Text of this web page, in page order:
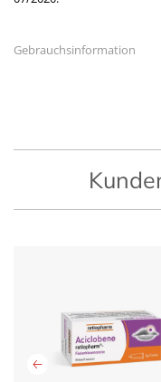
Gebrauchsinformation